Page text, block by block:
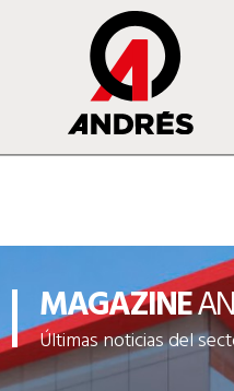
MAGAZINE
Últimas noticias del